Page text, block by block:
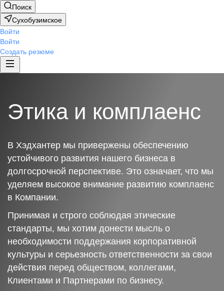
Поиск
Сухобузимское
Войти
Войти
Создать резюме
Этика и комплаенс
В Хэдхантер мы привержены обеспечению
устойчивого развития нашего бизнеса в
долгосрочной перспективе. Это означает, что мы
уделяем высокое внимание развитию комплаенс
в Компании.
Принимая и строго соблюдая этические
стандарты, мы хотим донести мысль о
необходимости поддержания корпоративной
культуры и серьезность ответственности за свои
действия перед обществом, коллегами,
Клиентами и Партнерами по бизнесу.